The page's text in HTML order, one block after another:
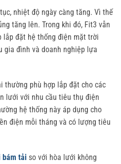
nhiệt độ ngày càng tăng. Vì thế
tăng lên. Trong khi đó, Fit3 vẫn
đặt hệ thống điện mặt trời
gia đình và doanh nghiệp lựa
phù hợp lắp đặt cho các
lưới với nhu cầu tiêu thụ điện
hệ thống này áp dụng cho
điện mỗi tháng và có lượng tiêu
bám tải so với hòa lưới không